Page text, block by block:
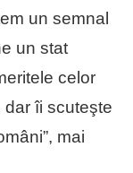
un semnal
un stat
celor
îi scuteşte
mai